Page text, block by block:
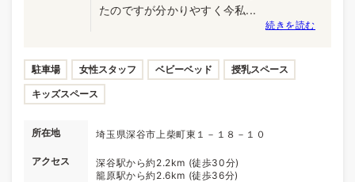
たのですが分かりやすく今私...
続きを読む
駐車場 女性スタッフ ベビーベッド 授乳スペース
キッズスペース
所在地 埼玉県深谷市上柴町東１－１８－１０
アクセス
深谷駅から約2.2km (徒歩30分)
籠原駅から約2.6km (徒歩36分)